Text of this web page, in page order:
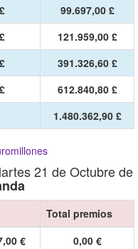
99.697,00 £
121.959,00 £
391.326,60 £
612.840,80 £
1.480.362,90 £
21 de Octubre de
Total premios
€ 0,00 €